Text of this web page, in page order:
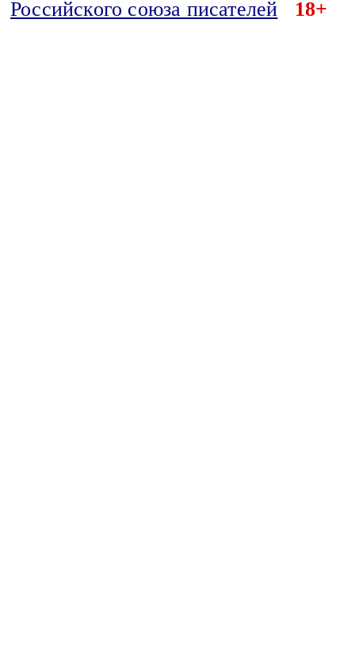
Российского союза писателей 18+